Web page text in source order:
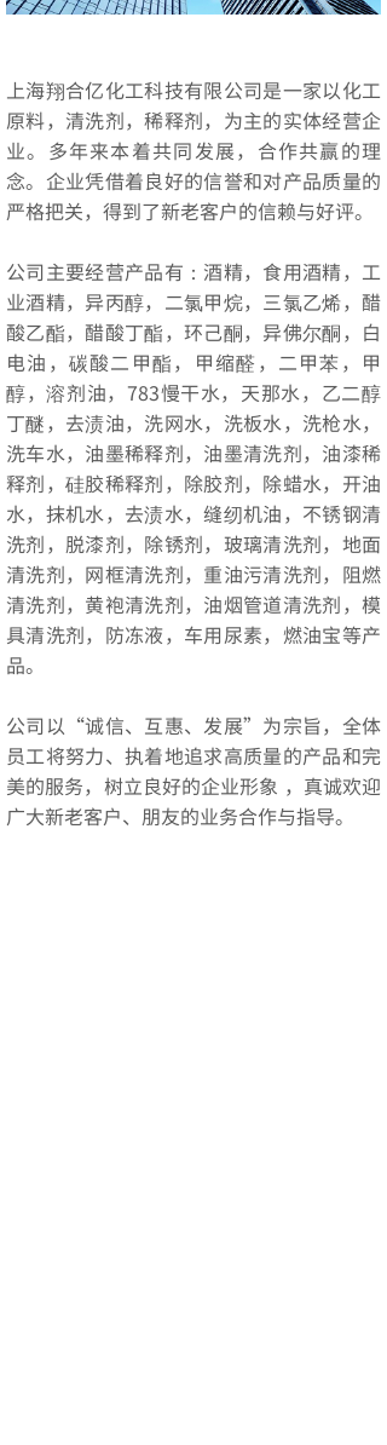
上海翔合亿化工科技有限公司是一家以化工
原料，清洗剂，稀释剂，为主的实体经营企
业。多年来本着共同发展，合作共赢的理
念。企业凭借着良好的信誉和对产品质量的
严格把关，得到了新老客户的信赖与好评。
公司主要经营产品有：酒精，食用酒精，工
业酒精，异丙醇，二氯甲烷，三氯乙烯，醋
酸乙酯，醋酸丁酯，环己酮，异佛尔酮，白
电油，碳酸二甲酯，甲缩醛，二甲苯，甲
醇，溶剂油，783慢干水，天那水，乙二醇
丁醚，去渍油，洗网水，洗板水，洗枪水，
洗车水，油墨稀释剂，油墨清洗剂，油漆稀
释剂，硅胶稀释剂，除胶剂，除蜡水，开油
水，抹机水，去渍水，缝纫机油，不锈钢清
洗剂，脱漆剂，除锈剂，玻璃清洗剂，地面
清洗剂，网框清洗剂，重油污清洗剂，阻燃
清洗剂，黄袍清洗剂，油烟管道清洗剂，模
具清洗剂，防冻液，车用尿素，燃油宝等产
品。
公司以“诚信、互惠、发展”为宗旨，全体
员工将努力、执着地追求高质量的产品和完
美的服务，树立良好的企业形象 ，真诚欢迎
广大新老客户、朋友的业务合作与指导。